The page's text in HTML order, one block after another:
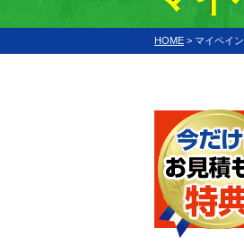
HOME > マイペイ